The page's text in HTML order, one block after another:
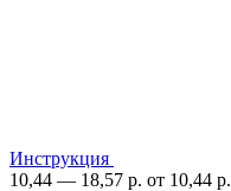
Инструкция
10,44 — 18,57 р. от 10,44 р.